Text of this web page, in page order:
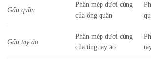
Gấu quần
Phần mép dưới cùng
của ống quần
Gấu tay áo
Phần mép dưới cùng
của ống tay áo